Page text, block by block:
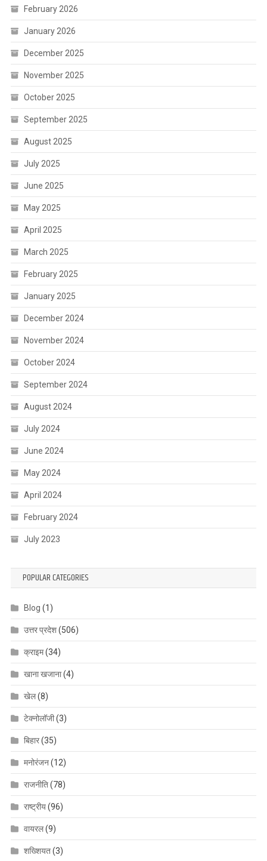
February 2026
January 2026
December 2025
November 2025
October 2025
September 2025
August 2025
July 2025
June 2025
May 2025
April 2025
March 2025
February 2025
January 2025
December 2024
November 2024
October 2024
September 2024
August 2024
July 2024
June 2024
May 2024
April 2024
February 2024
July 2023
POPULAR CATEGORIES
Blog (1)
उत्तर प्रदेश(506)
क्राइम(34)
खाना खजाना(4)
खेल(8)
टेक्नोलॉजी(3)
बिहार(35)
मनोरंजन(12)
राजनीति(78)
राष्ट्रीय(96)
वायरल(9)
शख्शियत(3)